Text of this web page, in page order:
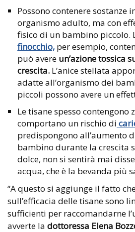
Possono contenere sostanze
organismo adulto, ma con
fisico di un bambino piccolo.
finocchio, per esempio,
può avere un’azione tossica
crescita. L’anice stellata
adatte all’organismo dei
piccoli possono avere un
Le tisane spesso contengono
comportano un rischio di
predispongono all’aumento
bambino durante la crescita
dolce, non si sentirà mai
acqua, che è la bevanda più
“A questo si aggiunge il fatto
sull’efficacia delle tisane sono
sufficienti per raccomandarne
avverte la dottoressa Elena